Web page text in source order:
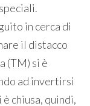
in cerca di
il distacco
(TM) si è
ad invertirsi
è chiusa, quindi,